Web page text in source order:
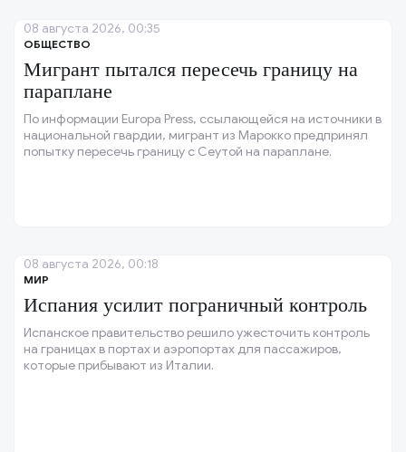
ОБЩЕСТВО
Мигрант пытался пересечь границу на
параплане
По информации Europa Press, ссылающейся на источники в
национальной гвардии, мигрант из Марокко предпринял
попытку пересечь границу с Сеутой на параплане.
08 августа 2026, 00:35
МИР
Испания усилит пограничный контроль
Испанское правительство решило ужесточить контроль
на границах в портах и аэропортах для пассажиров,
которые прибывают из Италии.
08 августа 2026, 00:18